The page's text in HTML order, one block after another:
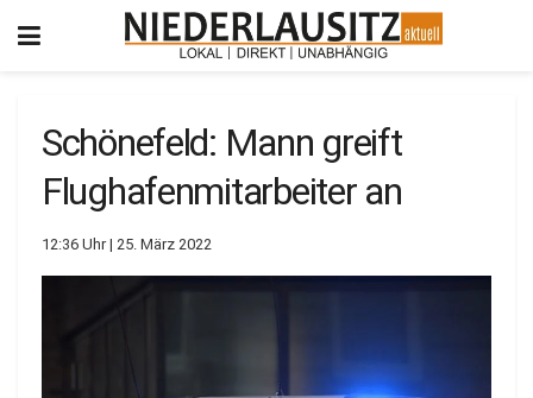
Schönefeld: Mann greift
Flughafenmitarbeiter an
12:36 Uhr | 25. März 2022